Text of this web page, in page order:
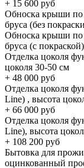
+ 15 600 руб
Обноска крыши по
бруса (без
Обноска крыши по
бруса (с покраской)
Отделка цоколя
цоколя 30-50 см
+ 48 000 руб
Отделка цоколя
Line) , высота
+ 66 000 руб
Отделка цоколя
Line), высота
+ 108 200 руб
Бытовка для
оцинкованный